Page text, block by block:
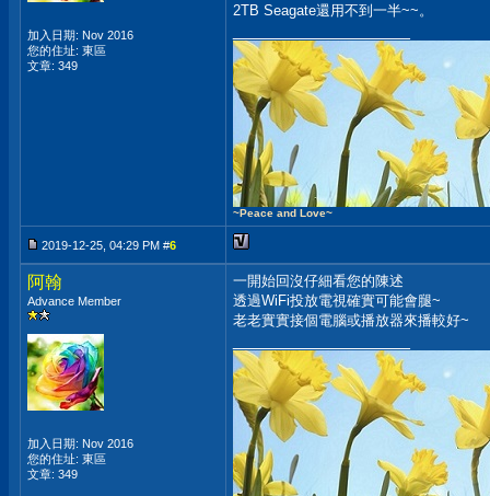
加入日期: Nov 2016
您的住址: 東區
文章: 349
2TB Seagate還用不到一半~~。
~Peace and Love~
2019-12-25, 04:29 PM #6
阿翰
Advance Member
加入日期: Nov 2016
您的住址: 東區
文章: 349
一開始回沒仔細看您的陳述
透過WiFi投放電視確實可能會腿~
老老實實接個電腦或播放器來播較好~